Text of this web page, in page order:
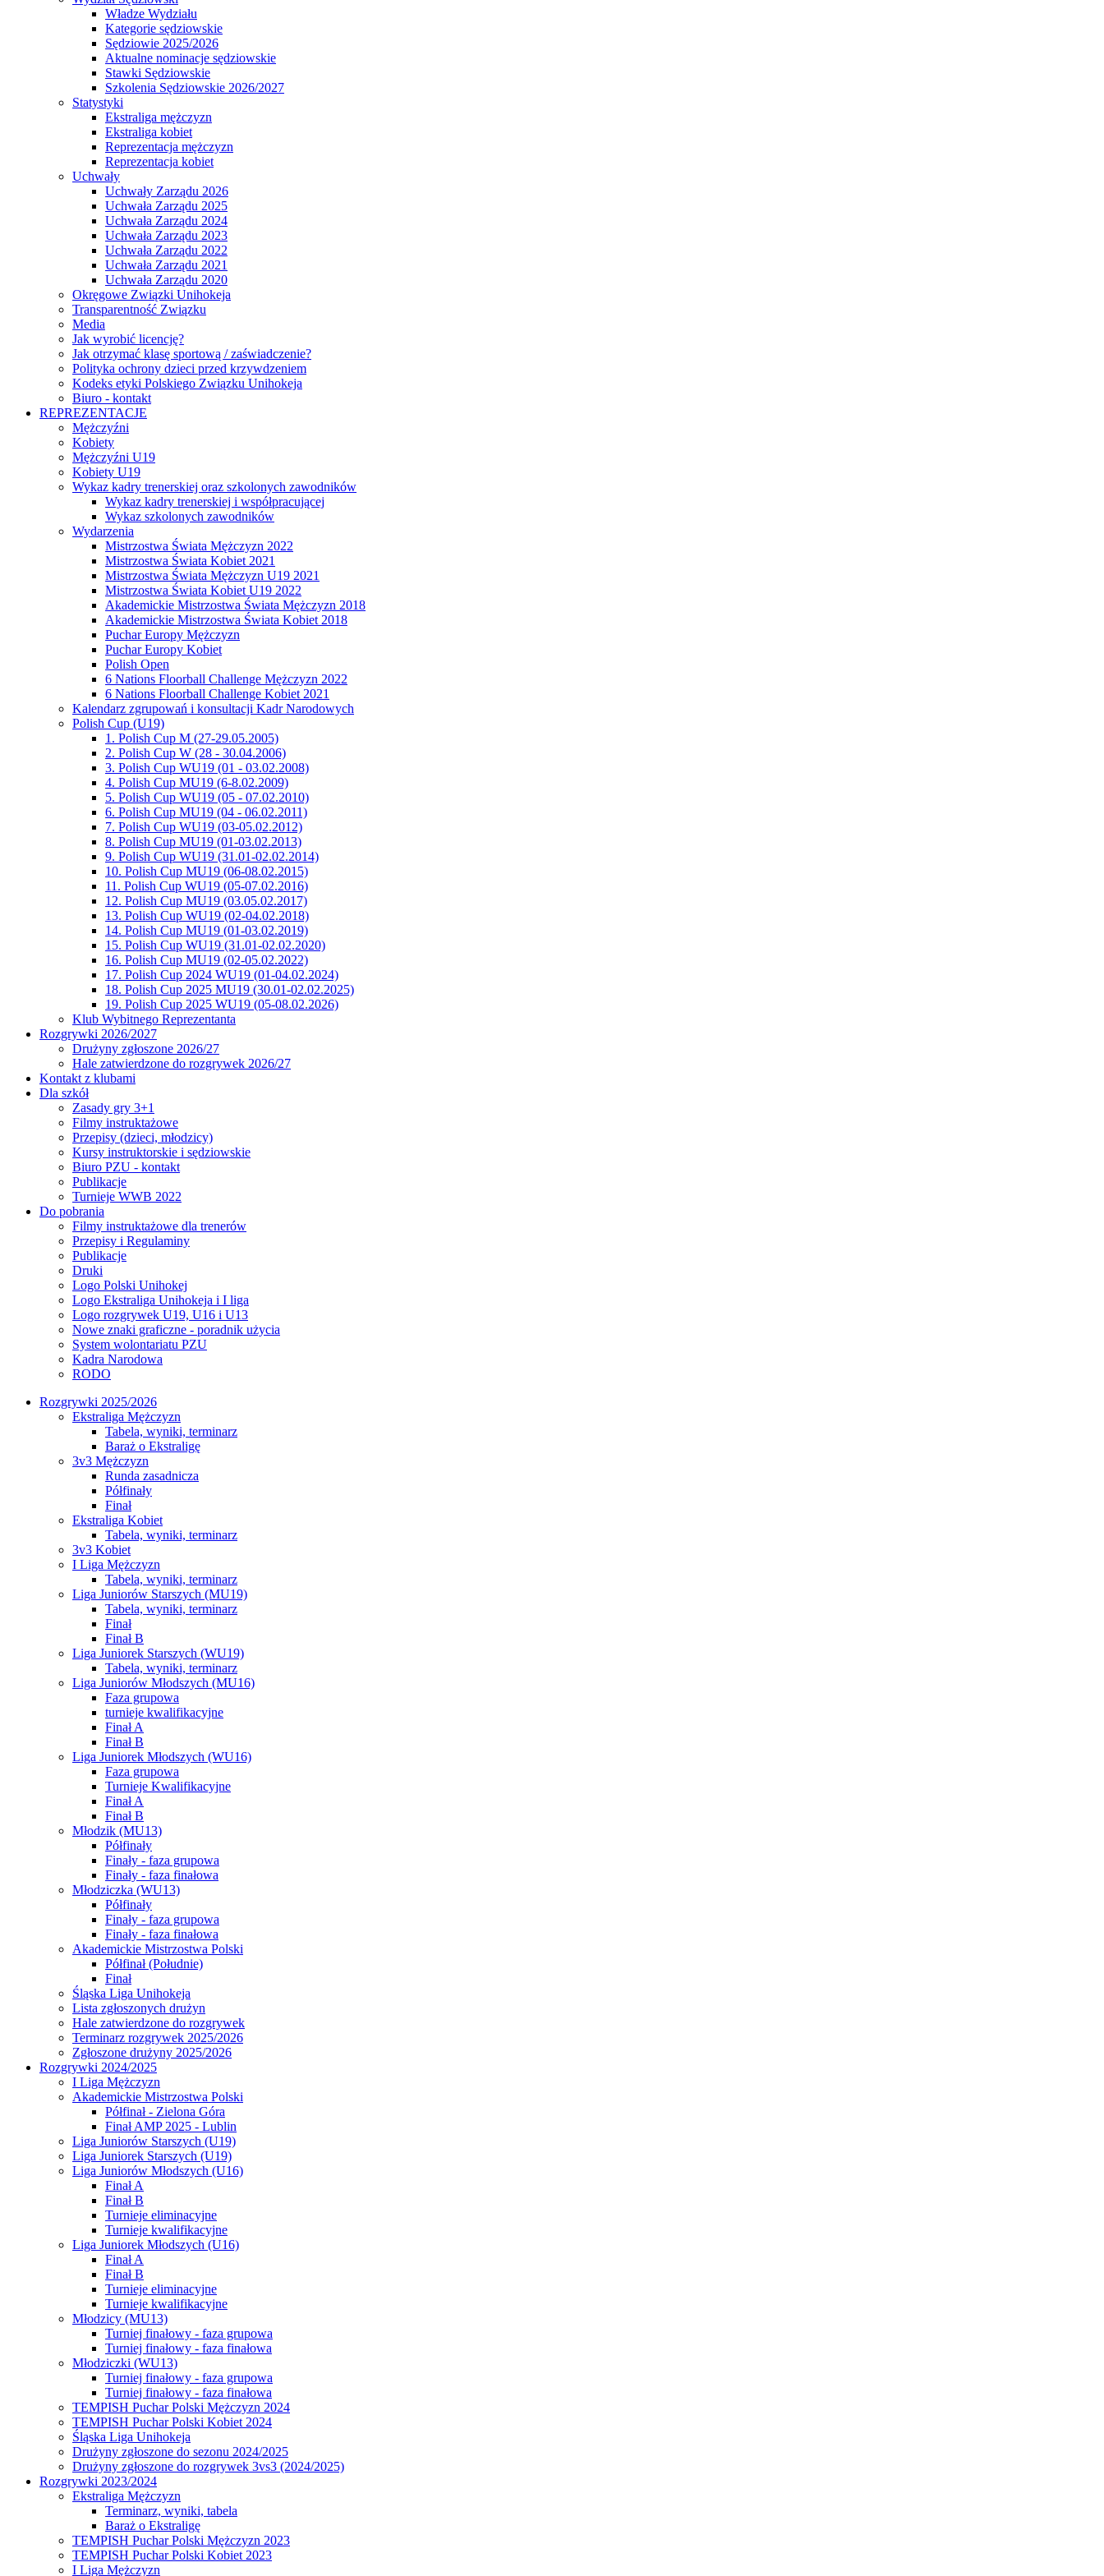
Władze Wydziału
Kategorie sędziowskie
Sędziowie 2025/2026
Aktualne nominacje sędziowskie
Stawki Sędziowskie
Szkolenia Sędziowskie 2026/2027
Statystyki
Ekstraliga mężczyzn
Ekstraliga kobiet
Reprezentacja mężczyzn
Reprezentacja kobiet
Uchwały
Uchwały Zarządu 2026
Uchwała Zarządu 2025
Uchwała Zarządu 2024
Uchwała Zarządu 2023
Uchwała Zarządu 2022
Uchwała Zarządu 2021
Uchwała Zarządu 2020
Okręgowe Związki Unihokeja
Transparentność Związku
Media
Jak wyrobić licencję?
Jak otrzymać klasę sportową / zaświadczenie?
Polityka ochrony dzieci przed krzywdzeniem
Kodeks etyki Polskiego Związku Unihokeja
Biuro - kontakt
REPREZENTACJE
Mężczyźni
Kobiety
Mężczyźni U19
Kobiety U19
Wykaz kadry trenerskiej oraz szkolonych zawodników
Wykaz kadry trenerskiej i współpracującej
Wykaz szkolonych zawodników
Wydarzenia
Mistrzostwa Świata Mężczyzn 2022
Mistrzostwa Świata Kobiet 2021
Mistrzostwa Świata Mężczyzn U19 2021
Mistrzostwa Świata Kobiet U19 2022
Akademickie Mistrzostwa Świata Mężczyzn 2018
Akademickie Mistrzostwa Świata Kobiet 2018
Puchar Europy Mężczyzn
Puchar Europy Kobiet
Polish Open
6 Nations Floorball Challenge Mężczyzn 2022
6 Nations Floorball Challenge Kobiet 2021
Kalendarz zgrupowań i konsultacji Kadr Narodowych
Polish Cup (U19)
1. Polish Cup M (27-29.05.2005)
2. Polish Cup W (28 - 30.04.2006)
3. Polish Cup WU19 (01 - 03.02.2008)
4. Polish Cup MU19 (6-8.02.2009)
5. Polish Cup WU19 (05 - 07.02.2010)
6. Polish Cup MU19 (04 - 06.02.2011)
7. Polish Cup WU19 (03-05.02.2012)
8. Polish Cup MU19 (01-03.02.2013)
9. Polish Cup WU19 (31.01-02.02.2014)
10. Polish Cup MU19 (06-08.02.2015)
11. Polish Cup WU19 (05-07.02.2016)
12. Polish Cup MU19 (03.05.02.2017)
13. Polish Cup WU19 (02-04.02.2018)
14. Polish Cup MU19 (01-03.02.2019)
15. Polish Cup WU19 (31.01-02.02.2020)
16. Polish Cup MU19 (02-05.02.2022)
17. Polish Cup 2024 WU19 (01-04.02.2024)
18. Polish Cup 2025 MU19 (30.01-02.02.2025)
19. Polish Cup 2025 WU19 (05-08.02.2026)
Klub Wybitnego Reprezentanta
Rozgrywki 2026/2027
Drużyny zgłoszone 2026/27
Hale zatwierdzone do rozgrywek 2026/27
Kontakt z klubami
Dla szkół
Zasady gry 3+1
Filmy instruktażowe
Przepisy (dzieci, młodzicy)
Kursy instruktorskie i sędziowskie
Biuro PZU - kontakt
Publikacje
Turnieje WWB 2022
Do pobrania
Filmy instruktażowe dla trenerów
Przepisy i Regulaminy
Publikacje
Druki
Logo Polski Unihokej
Logo Ekstraliga Unihokeja i I liga
Logo rozgrywek U19, U16 i U13
Nowe znaki graficzne - poradnik użycia
System wolontariatu PZU
Kadra Narodowa
RODO
Rozgrywki 2025/2026
Ekstraliga Mężczyzn
Tabela, wyniki, terminarz
Baraż o Ekstraligę
3v3 Mężczyzn
Runda zasadnicza
Półfinały
Finał
Ekstraliga Kobiet
Tabela, wyniki, terminarz
3v3 Kobiet
I Liga Mężczyzn
Tabela, wyniki, terminarz
Liga Juniorów Starszych (MU19)
Tabela, wyniki, terminarz
Finał
Finał B
Liga Juniorek Starszych (WU19)
Tabela, wyniki, terminarz
Liga Juniorów Młodszych (MU16)
Faza grupowa
turnieje kwalifikacyjne
Finał A
Finał B
Liga Juniorek Młodszych (WU16)
Faza grupowa
Turnieje Kwalifikacyjne
Finał A
Finał B
Młodzik (MU13)
Półfinały
Finały - faza grupowa
Finały - faza finałowa
Młodziczka (WU13)
Półfinały
Finały - faza grupowa
Finały - faza finałowa
Akademickie Mistrzostwa Polski
Półfinał (Południe)
Finał
Śląska Liga Unihokeja
Lista zgłoszonych drużyn
Hale zatwierdzone do rozgrywek
Terminarz rozgrywek 2025/2026
Zgłoszone drużyny 2025/2026
Rozgrywki 2024/2025
I Liga Mężczyzn
Akademickie Mistrzostwa Polski
Półfinał - Zielona Góra
Finał AMP 2025 - Lublin
Liga Juniorów Starszych (U19)
Liga Juniorek Starszych (U19)
Liga Juniorów Młodszych (U16)
Finał A
Finał B
Turnieje eliminacyjne
Turnieje kwalifikacyjne
Liga Juniorek Młodszych (U16)
Finał A
Finał B
Turnieje eliminacyjne
Turnieje kwalifikacyjne
Młodzicy (MU13)
Turniej finałowy - faza grupowa
Turniej finałowy - faza finałowa
Młodziczki (WU13)
Turniej finałowy - faza grupowa
Turniej finałowy - faza finałowa
TEMPISH Puchar Polski Mężczyzn 2024
TEMPISH Puchar Polski Kobiet 2024
Śląska Liga Unihokeja
Drużyny zgłoszone do sezonu 2024/2025
Drużyny zgłoszone do rozgrywek 3vs3 (2024/2025)
Rozgrywki 2023/2024
Ekstraliga Mężczyzn
Terminarz, wyniki, tabela
Baraż o Ekstraligę
TEMPISH Puchar Polski Mężczyzn 2023
TEMPISH Puchar Polski Kobiet 2023
I Liga Mężczyzn